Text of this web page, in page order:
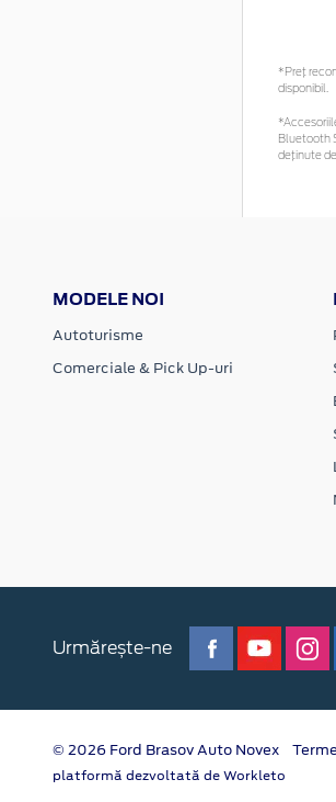
*Preţ
disponibil.
Bluetooth
deținute
MODELE NOI
Autoturisme
Comerciale & Pick Up-uri
Urmărește-ne
© 2026 Ford Brasov Auto Novex
platformă dezvoltată de Workleto